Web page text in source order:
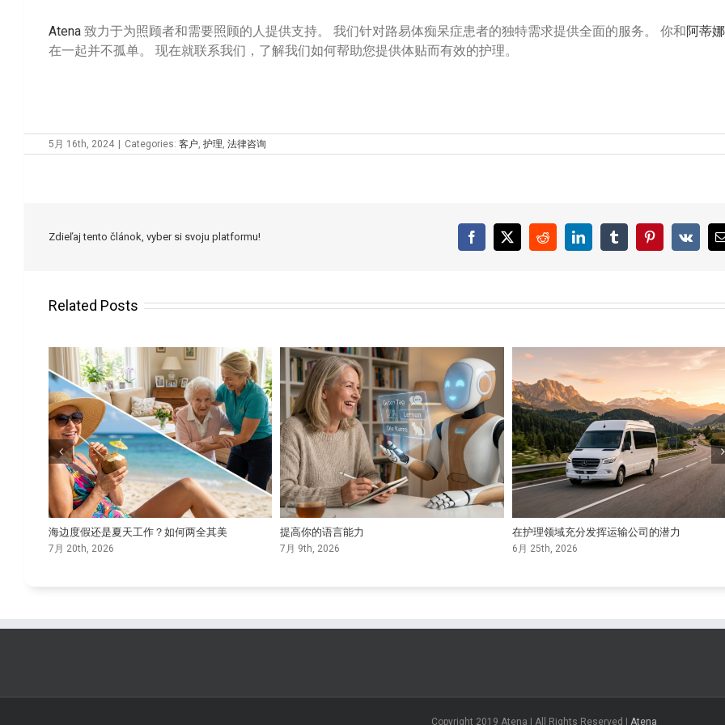
Atena 致力于为照顾者和需要照顾的人提供支持。 我们针对路易体痴呆症患者的独特需求提供全面的服务。 你和阿蒂娜
在一起并不孤单。 现在就联系我们，了解我们如何帮助您提供体贴而有效的护理。
5月 16th, 2024 | Categories: 客户 护理 法律咨询
Zdieľaj tento článok, vyber si svoju platformu! Facebook
X RedditLinkedInTumblrPinterest
Vk
Related Posts
海边度假还是夏天工作？如何两全其美
7月 20th, 2026
提高你的语言能力
7月 9th, 2026
在护理领域充分发挥运输公司的潜力
6月 25th, 2026
Copyright 2019 Atena | All Rights Reserved | Atena